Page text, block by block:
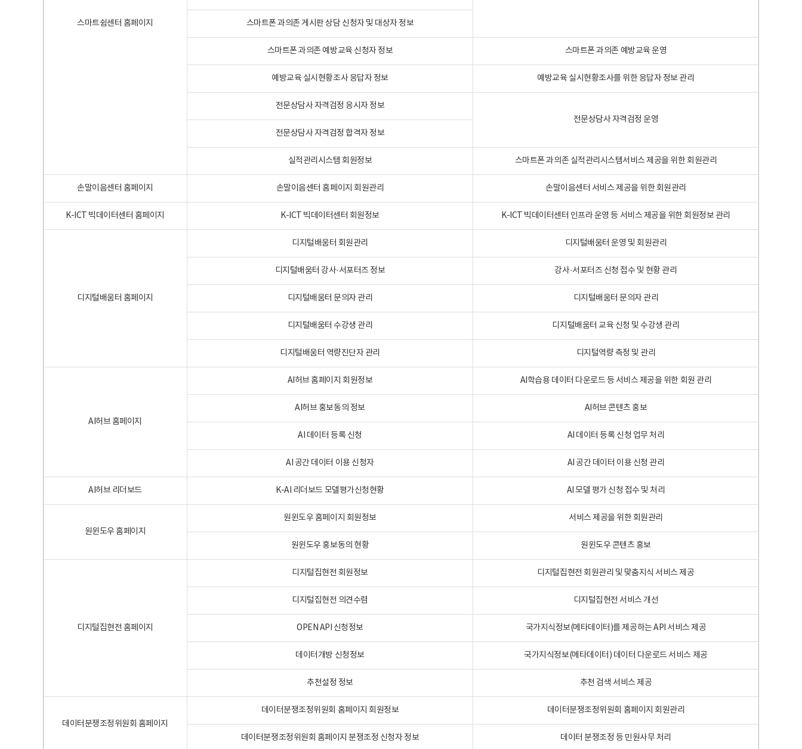
스마트쉼센터 홈페이지 스마트폰 과의존 게시판 상담 신청자 및 대상자 정보
스마트폰 과의존 예방교육 신청자 정보 스마트폰 과의존 예방교육 운영
예방교육 실시현황조사 응답자 정보 예방교육 실시현황조사를 위한 응답자 정보 관리
전문상담사 자격검정 응시자 정보
전문상담사 자격검정 운영
전문상담사 자격검정 합격자 정보
실적관리시스템 회원정보 스마트폰 과의존 실적관리시스템서비스 제공을 위한 회원관리
손말이음센터 홈페이지 손말이음센터 홈페이지 회원관리 손말이음센터 서비스 제공을 위한 회원관리
K-ICT 빅데이터센터 홈페이지 K-ICT 빅데이터센터 회원정보 K-ICT 빅데이터센터 인프라 운영 등 서비스 제공을 위한 회원정보 관리
디지털배움터 홈페이지
디지털배움터 회원관리 디지털배움터 운영 및 회원관리
디지털배움터 강사·서포터즈 정보 강사·서포터즈 신청 접수 및 현황 관리
디지털배움터 문의자 관리 디지털배움터 문의자 관리
디지털배움터 수강생 관리 디지털배움터 교육 신청 및 수강생 관리
디지털배움터 역량진단자 관리 디지털역량 측정 및 관리
AI허브 홈페이지
AI허브 홈페이지 회원정보 AI학습용 데이터 다운로드 등 서비스 제공을 위한 회원 관리
AI허브 홍보동의 정보 AI허브 콘텐츠 홍보
AI 데이터 등록 신청 AI 데이터 등록 신청 업무 처리
AI 공간 데이터 이용 신청자 AI 공간 데이터 이용 신청 관리
AI허브 리더보드 K-AI 리더보드 모델평가신청현황 AI 모델 평가 신청 접수 및 처리
원윈도우 홈페이지
원윈도우 홈페이지 회원정보 서비스 제공을 위한 회원관리
원윈도우 홍보동의 현황 원윈도우 콘텐츠 홍보
디지털집현전 홈페이지
디지털집현전 회원정보 디지털집현전 회원관리 및 맞춤지식 서비스 제공
디지털집현전 의견수렴 디지털집현전 서비스 개선
OPEN API 신청정보 국가지식정보(메타데이터)를 제공하는 API 서비스 제공
데이터개방 신청정보 국가지식정보(메타데이터) 데이터 다운로드 서비스 제공
추천설정 정보 추천 검색 서비스 제공
데이터분쟁조정위원회 홈페이지
데이터분쟁조정위원회 홈페이지 회원정보 데이터분쟁조정위원회 홈페이지 회원관리
데이터분쟁조정위원회 홈페이지 분쟁조정 신청자 정보 데이터 분쟁조정 등 민원사무 처리